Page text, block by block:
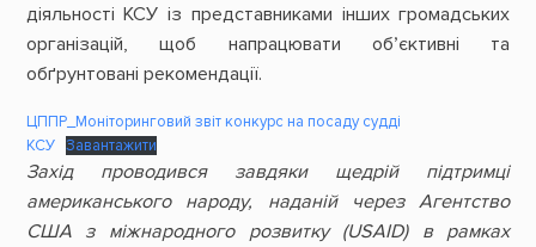
діяльності КСУ із представниками інших громадських
організацій, щоб напрацювати обʼєктивні та
обґрунтовані рекомендації.
ЦППР_Моніторинговий звіт конкурс на посаду судді
КСУ
Завантажити
Захід проводився завдяки щедрій підтримці
американського народу, наданій через Агентство
США з міжнародного розвитку (USAID) в рамках